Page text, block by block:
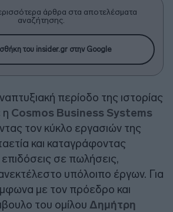
άρθρα στα αποτελέσματα
αναζήτησης.
του insider.gr στην Google
περίοδο της ιστορίας
η Cosmos Business Systems
τον κύκλο εργασιών της
και καταγράφοντας
σε πωλήσεις,
υπόλοιπο έργων. Για
με τον πρόεδρο και
του ομίλου Δημήτρη